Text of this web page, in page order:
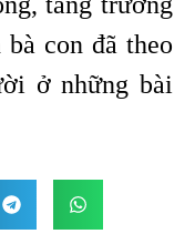
con đã theo
ở những bài